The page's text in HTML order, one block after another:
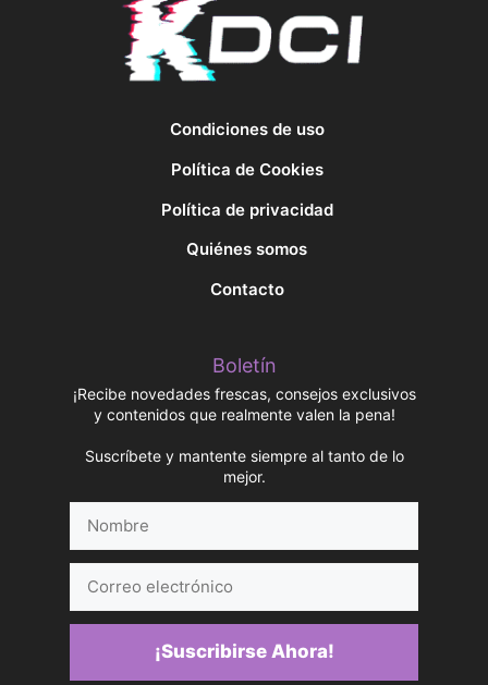
Condiciones de uso
Política de Cookies
Política de privacidad
Quiénes somos
Contacto
Boletín
¡Recibe novedades frescas, consejos exclusivos
y contenidos que realmente valen la pena!
Suscríbete y mantente siempre al tanto de lo
mejor.
electrónico
¡Suscribirse Ahora!